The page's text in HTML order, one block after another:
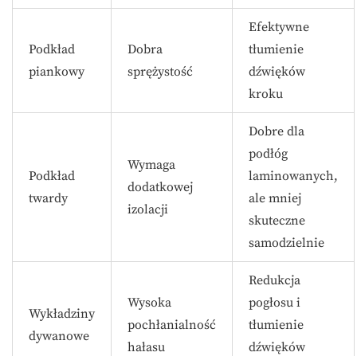
Podkład
piankowy
Dobra
sprężystość
Efektywne
tłumienie
dźwięków
kroku
Podkład
twardy
Wymaga
dodatkowej
izolacji
Dobre dla
podłóg
laminowanych,
ale mniej
skuteczne
samodzielnie
Wykładziny
dywanowe
Wysoka
pochłanialność
hałasu
Redukcja
pogłosu i
tłumienie
dźwięków